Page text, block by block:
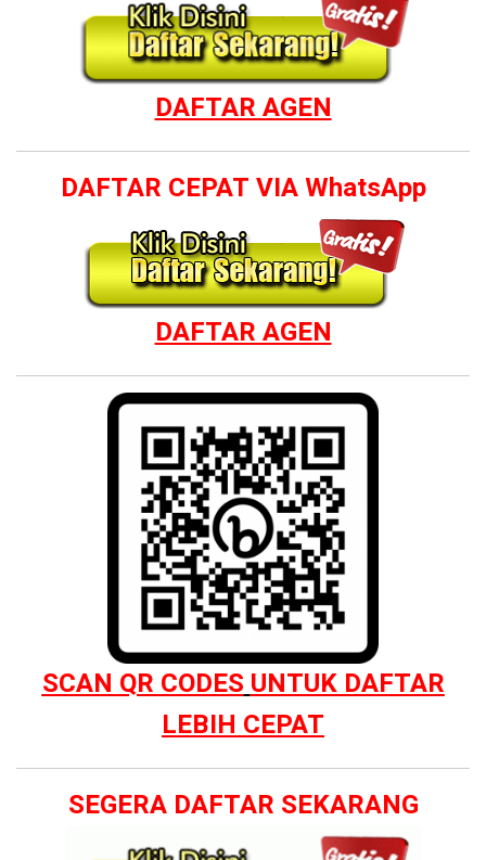
DAFTAR AGEN
DAFTAR CEPAT VIA WhatsApp
DAFTAR AGEN
SCAN QR CODES UNTUK DAFTAR
LEBIH CEPAT
SEGERA DAFTAR SEKARANG